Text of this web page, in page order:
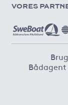
VORES
Bådagent